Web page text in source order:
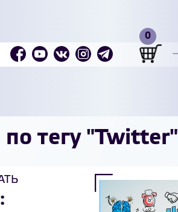
по тегу "Twitter"